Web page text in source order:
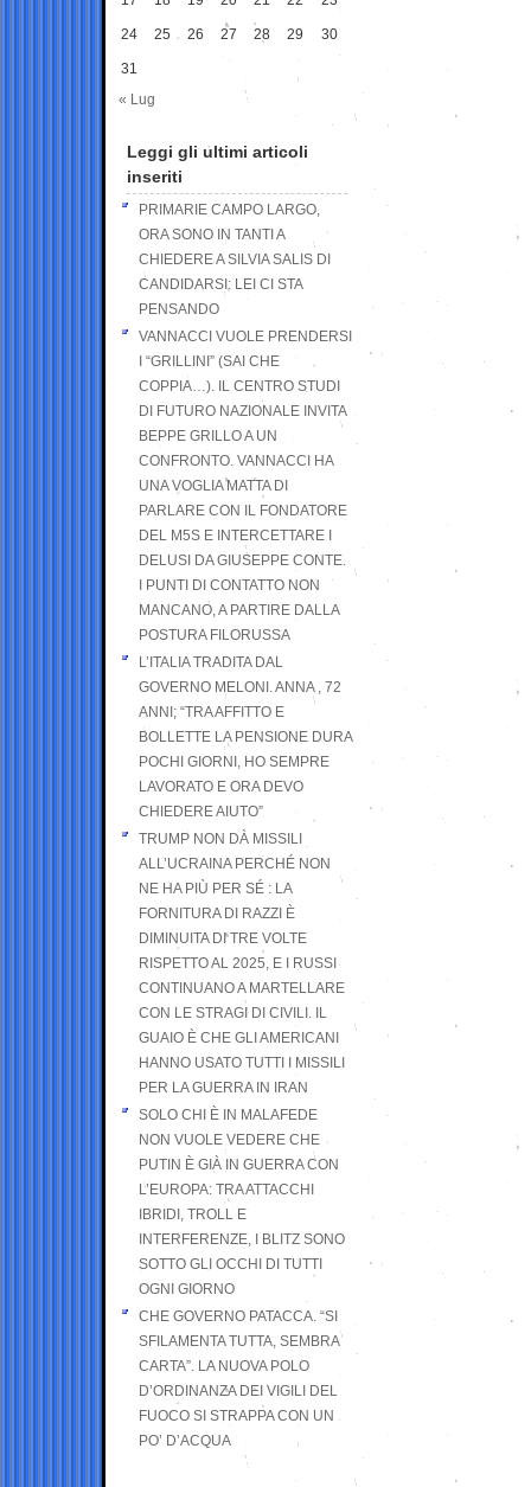
24 25 26 27 28 29 30
31
« Lug
Leggi gli ultimi articoli
inseriti
PRIMARIE CAMPO LARGO,
ORA SONO IN TANTI A
CHIEDERE A SILVIA SALIS DI
CANDIDARSI: LEI CI STA
PENSANDO
VANNACCI VUOLE PRENDERSI
I “GRILLINI” (SAI CHE
COPPIA…). IL CENTRO STUDI
DI FUTURO NAZIONALE INVITA
BEPPE GRILLO A UN
CONFRONTO. VANNACCI HA
UNA VOGLIA MATTA DI
PARLARE CON IL FONDATORE
DEL M5S E INTERCETTARE I
DELUSI DA GIUSEPPE CONTE.
I PUNTI DI CONTATTO NON
MANCANO, A PARTIRE DALLA
POSTURA FILORUSSA
L’ITALIA TRADITA DAL
GOVERNO MELONI. ANNA , 72
ANNI; “TRA AFFITTO E
BOLLETTE LA PENSIONE DURA
POCHI GIORNI, HO SEMPRE
LAVORATO E ORA DEVO
CHIEDERE AIUTO”
TRUMP NON DÀ MISSILI
ALL’UCRAINA PERCHÉ NON
NE HA PIÙ PER SÉ : LA
FORNITURA DI RAZZI È
DIMINUITA DI TRE VOLTE
RISPETTO AL 2025, E I RUSSI
CONTINUANO A MARTELLARE
CON LE STRAGI DI CIVILI. IL
GUAIO È CHE GLI AMERICANI
HANNO USATO TUTTI I MISSILI
PER LA GUERRA IN IRAN
SOLO CHI È IN MALAFEDE
NON VUOLE VEDERE CHE
PUTIN È GIÀ IN GUERRA CON
L’EUROPA: TRA ATTACCHI
IBRIDI, TROLL E
INTERFERENZE, I BLITZ SONO
SOTTO GLI OCCHI DI TUTTI
OGNI GIORNO
CHE GOVERNO PATACCA. “SI
SFILAMENTA TUTTA, SEMBRA
CARTA”. LA NUOVA POLO
D’ORDINANZA DEI VIGILI DEL
FUOCO SI STRAPPA CON UN
PO’ D’ACQUA